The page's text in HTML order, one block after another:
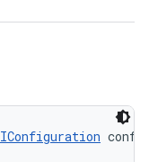
IConfiguration